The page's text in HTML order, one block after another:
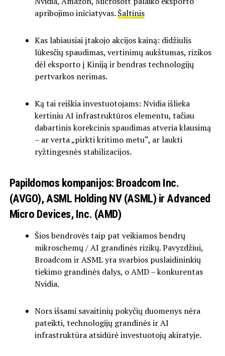
apribojimo iniciatyvas. Šaltinis
Kas labiausiai įtakojo akcijos kainą: didžiulis
lūkesčių spaudimas, vertinimų aukštumas, rizikos
dėl eksporto į Kiniją ir bendras technologijų
pertvarkos nerimas.
Ką tai reiškia investuotojams: Nvidia išlieka
kertiniu AI infrastruktūros elementu, tačiau
dabartinis korekcinis spaudimas atveria klausimą
– ar verta „pirkti kritimo metu“, ar laukti
ryžtingesnės stabilizacijos.
Papildomos kompanijos: Broadcom Inc.
(AVGO), ASML Holding NV (ASML) ir Advanced
Micro Devices, Inc. (AMD)
Šios bendrovės taip pat veikiamos bendrų
mikroschemų / AI grandinės rizikų. Pavyzdžiui,
Broadcom ir ASML yra svarbios puslaidininkių
tiekimo grandinės dalys, o AMD – konkurentas
Nvidia.
Nors išsami savaitinių pokyčių duomenys nėra
pateikti, technologijų grandinės ir AI
infrastruktūra atsidūrė investuotojų akiratyje.